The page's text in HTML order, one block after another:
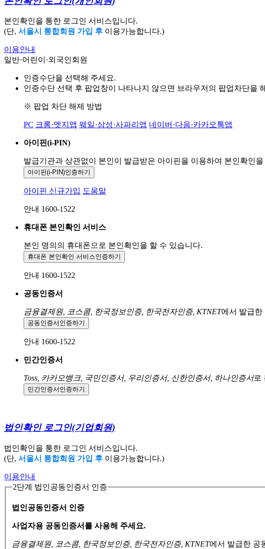
본인확인을 통한 로그인 서비스입니다.
(단, 서울시 통합회원 가입 후 이용가능합니다.)
이용안내
일반·어린이·외국인회원
인증수단을 선택해 주세요.
인증수단 선택 후 팝업창이 나타나지 않으면 브라우저의 팝업차단을
※ 팝업 차단 해제 방법
PC 크롬·엣지앱 웨일·삼성·사파리앱 네이버·다음·카카오톡앱
아이핀(i-PIN)
발급기관과 상관없이 본인이 발급받은 아이핀을 이용하여 본인확인을
아이핀(i-PIN)인증하기
아이핀 신규가입 도움말
안내 1600-1522
휴대폰 본인확인 서비스
본인 명의의 휴대폰으로 본인확인을 할 수 있습니다.
휴대폰 본인확인 서비스인증하기
안내 1600-1522
공동인증서
금융결제원, 코스콤, 한국정보인증, 한국전자인증, KTNET에서 발급한
공동인증서 인증하기
안내 1600-1522
민간인증서
Toss, 카카오뱅크, 국민인증서, 우리인증서, 신한인증서, 하나인증서로
민간인증서 인증하기
법인확인 로그인(기업회원)
법인확인을 통한 로그인 서비스입니다.
(단, 서울시 통합회원 가입 후 이용가능합니다.)
이용안내
2단계 법인공동인증서 인증
법인공동인증서 인증
사업자용 공동인증서를 사용해 주세요.
금융결제원, 코스콤, 한국정보인증, 한국전자인증, KTNET에서 발급한 공